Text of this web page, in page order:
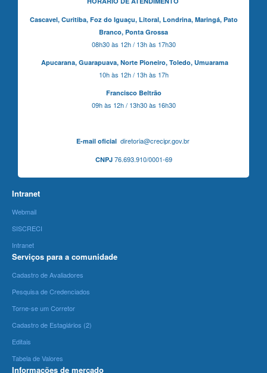
Cascavel, Curitiba,Foz do Iguaçu, Litoral, Londrina, Maringá, Pato
Branco, Ponta Grossa
08h30 às 12h / 13h às 17h30
Apucarana, Guarapuava, Norte Pioneiro, Toledo, Umuarama
10h às 12h / 13h às 17h
Francisco Beltrão
09h às 12h / 13h30 às 16h30
E-mail oficialdiretoria@crecipr.gov.br
CNPJ76.693.910/0001-69
Intranet
Webmail
SISCRECI
Intranet
Serviços para a comunidade
Cadastro de Avaliadores
Pesquisa de Credenciados
Torne-se um Corretor
Cadastro de Estagiários (2)
Editais
Tabela de Valores
Informações de mercado